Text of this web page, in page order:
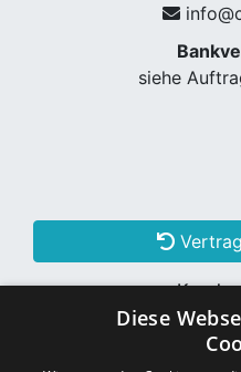
siehe
Konto
Diese